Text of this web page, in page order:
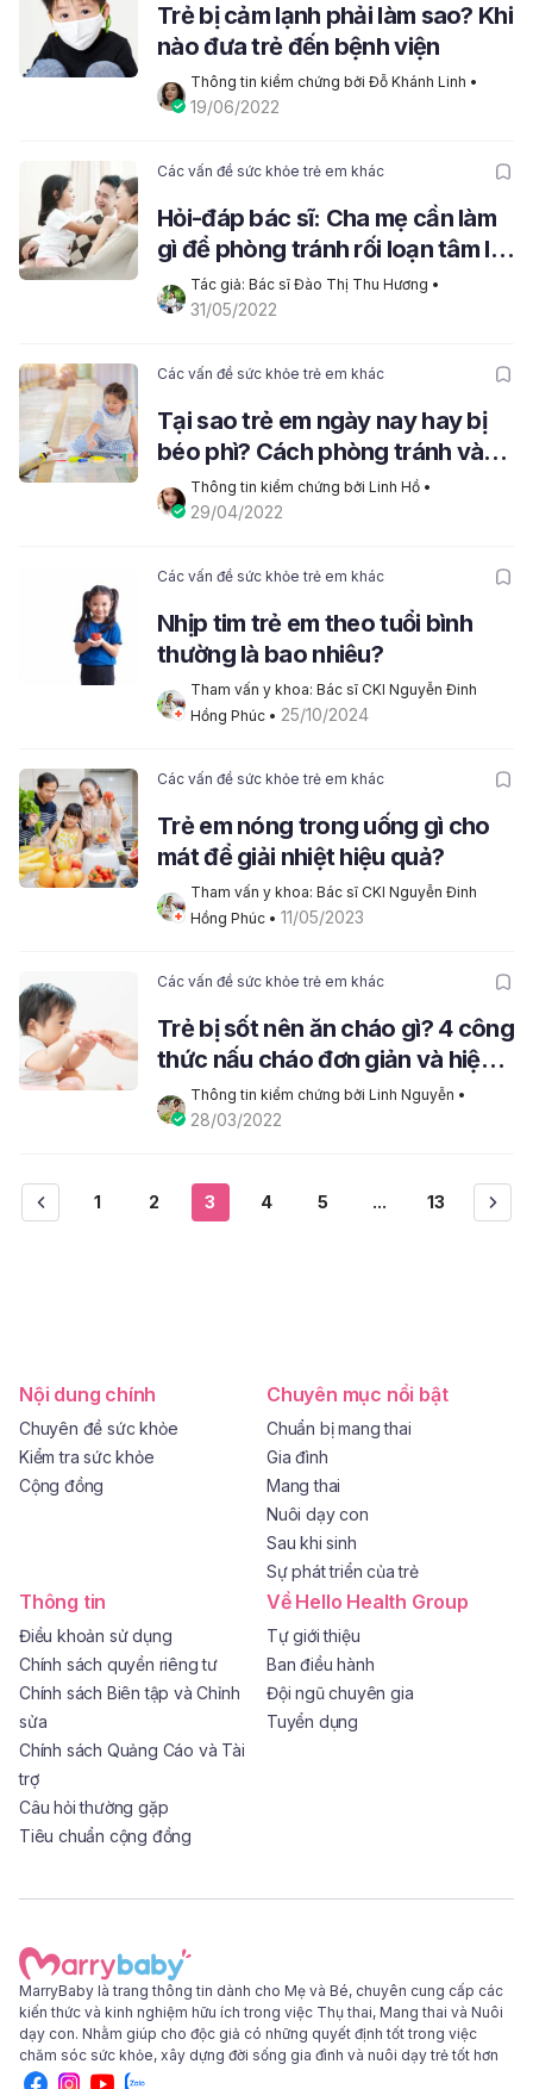
Trẻ bị cảm lạnh phải làm sao? Khi
nào đưa trẻ đến bệnh viện
Thông tin kiểm chứng bởi Đỗ Khánh Linh
19/06/2022
Các vấn đề sức khỏe trẻ em khác
Hỏi-đáp bác sĩ: Cha mẹ cần làm
gì để phòng tránh rối loạn tâm lý
cho trẻ?
Tác giả: Bác sĩ Đào Thị Thu Hương
31/05/2022
Các vấn đề sức khỏe trẻ em khác
Tại sao trẻ em ngày nay hay bị
béo phì? Cách phòng tránh và
điều trị béo phì
Thông tin kiểm chứng bởi Linh Hồ
29/04/2022
Các vấn đề sức khỏe trẻ em khác
Nhịp tim trẻ em theo tuổi bình
thường là bao nhiêu?
Tham vấn y khoa: Bác sĩ CKI Nguyễn Đinh
Hồng Phúc • 25/10/2024
Các vấn đề sức khỏe trẻ em khác
Trẻ em nóng trong uống gì cho
mát để giải nhiệt hiệu quả?
Tham vấn y khoa: Bác sĩ CKI Nguyễn Đinh
Hồng Phúc • 11/05/2023
Các vấn đề sức khỏe trẻ em khác
Trẻ bị sốt nên ăn cháo gì? 4 công
thức nấu cháo đơn giản và hiệu
quảThông tin kiểm chứng bởi Linh Nguyễn
28/03/2022
1 2 3 4 5 ... 13
Nội dung chính
Chuyên đề sức khỏe
Kiểm tra sức khỏe
Cộng đồng
Chuyên mục nổi bật
Chuẩn bị mang thai
Gia đình
Mang thai
Nuôi dạy con
Sau khi sinh
Sự phát triển của trẻ
Thông tin
Điều khoản sử dụng
Chính sách quyền riêng tư
Chính sách Biên tập và Chỉnh
sửa
Chính sách Quảng Cáo và Tài
trợ
Câu hỏi thường gặp
Tiêu chuẩn cộng đồng
Về Hello Health Group
Tự giới thiệu
Ban điều hành
Đội ngũ chuyên gia
Tuyển dụng
MarryBaby là trang thông tin dành cho Mẹ và Bé, chuyên cung cấp các
kiến thức và kinh nghiệm hữu ích trong việc Thụ thai, Mang thai và Nuôi
dạy con. Nhằm giúp cho độc giả có những quyết định tốt trong việc
chăm sóc sức khỏe, xây dựng đời sống gia đình và nuôi dạy trẻ tốt hơn